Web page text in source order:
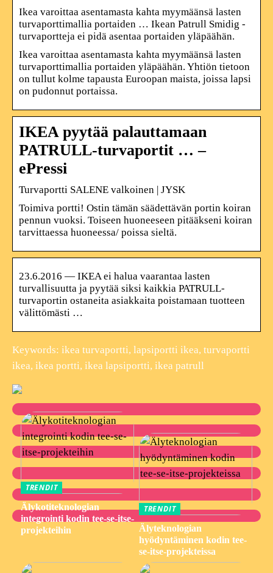
Ikea varoittaa asentamasta kahta myymäänsä lasten
turvaporttimallia portaiden … Ikean Patrull Smidig -
turvaportteja ei pidä asentaa portaiden yläpäähän.
Ikea varoittaa asentamasta kahta myymäänsä lasten
turvaporttimallia portaiden yläpäähän. Yhtiön tietoon
on tullut kolme tapausta Euroopan maista, joissa lapsi
on pudonnut portaissa.
IKEA pyytää palauttamaan
PATRULL-turvaportit … –
ePressi
Turvaportti SALENE valkoinen | JYSK
Toimiva portti! Ostin tämän säädettävän portin koiran
pennun vuoksi. Toiseen huoneeseen pitääkseni koiran
tarvittaessa huoneessa/ poissa sieltä.
23.6.2016 — IKEA ei halua vaarantaa lasten
turvallisuutta ja pyytää siksi kaikkia PATRULL-
turvaportin ostaneita asiakkaita poistamaan tuotteen
välittömästi …
Keywords: ikea turvaportti, lapsiportti ikea, turvaportti
ikea, ikea portti, ikea lapsiportti, ikea patrull
TRENDIT
Älykotiteknologian
integrointi kodin tee-se-itse-
projekteihin
TRENDIT
Älyteknologian
hyödyntäminen kodin tee-
se-itse-projekteissa